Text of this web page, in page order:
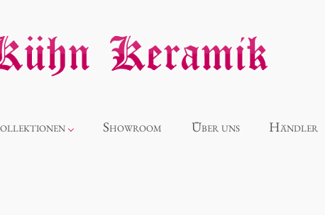
Showroom Über uns Händler